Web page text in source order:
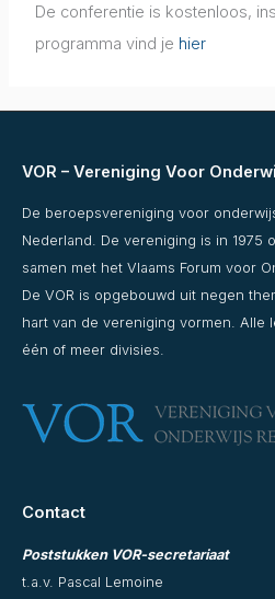
De conferentie is kostenloos,
programma vind je hier
VOR – Vereniging Voor
De beroepsvereniging voor
Nederland. De vereniging is in 1975
samen met het Vlaams Forum voor
De VOR is opgebouwd uit negen
hart van de vereniging vormen. Alle
één of meer divisies.
Contact
Poststukken VOR-secretariaat
t.a.v. Pascal Lemoine